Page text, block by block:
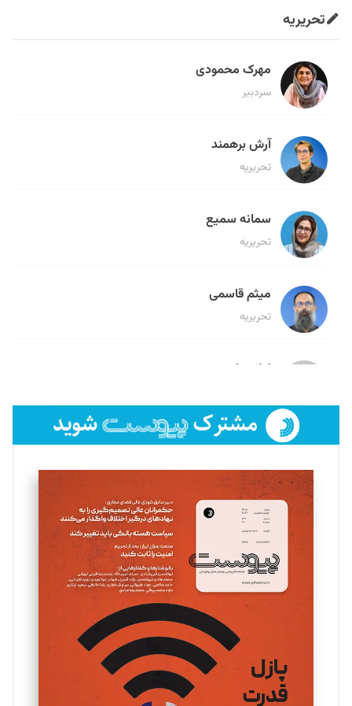
تحریریه
مهرک محمودی
سردبیر
آرش برهمند
تحریریه
سمانه سمیع
تحریریه
میثم قاسمی
تحریریه
لیلا حنارود
فائزه فتحی رستمی
تحریریه
سروش کرمیان
تحریریه
مینا پاکدل
یسنا امان‌پور
تحریریه